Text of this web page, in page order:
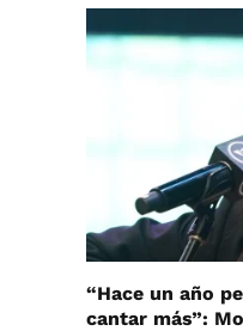
“Hace un año
cantar más”: